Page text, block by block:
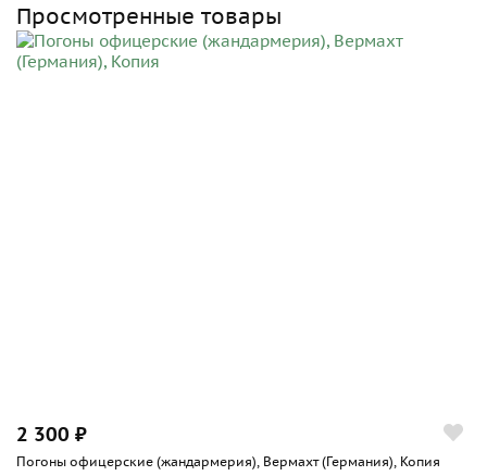
Просмотренные товары
2 300 ₽
Погоны офицерские (жандармерия), Вермахт (Германия), Копия